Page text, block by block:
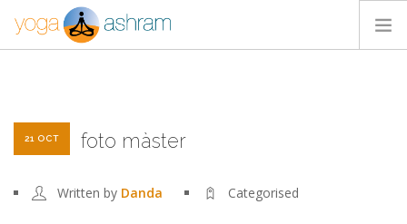
BLOG
21 OCT foto màster
Written by Danda Categorised